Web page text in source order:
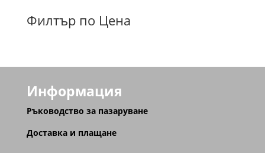
Филтър по Цена
Информация
Ръководство за пазаруване
Доставка и плащане